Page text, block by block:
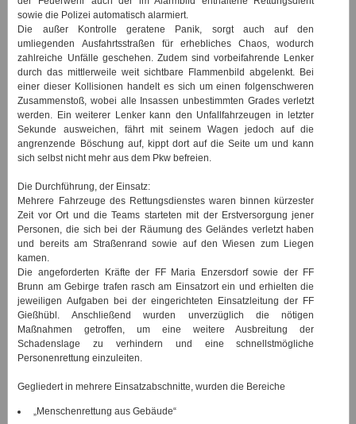
sowie die Polizei automatisch alarmiert.
Die außer Kontrolle geratene Panik, sorgt auch auf den
umliegenden Ausfahrtsstraßen für erhebliches Chaos, wodurch
zahlreiche Unfälle geschehen. Zudem sind vorbeifahrende Lenker
durch das mittlerweile weit sichtbare Flammenbild abgelenkt. Bei
einer dieser Kollisionen handelt es sich um einen folgenschweren
Zusammenstoß, wobei alle Insassen unbestimmten Grades verletzt
werden. Ein weiterer Lenker kann den Unfallfahrzeugen in letzter
Sekunde ausweichen, fährt mit seinem Wagen jedoch auf die
angrenzende Böschung auf, kippt dort auf die Seite um und kann
sich selbst nicht mehr aus dem Pkw befreien.
Die Durchführung, der Einsatz:
Mehrere Fahrzeuge des Rettungsdienstes waren binnen kürzester
Zeit vor Ort und die Teams starteten mit der Erstversorgung jener
Personen, die sich bei der Räumung des Geländes verletzt haben
und bereits am Straßenrand sowie auf den Wiesen zum Liegen
kamen.
Die angeforderten Kräfte der FF Maria Enzersdorf sowie der FF
Brunn am Gebirge trafen rasch am Einsatzort ein und erhielten die
jeweiligen Aufgaben bei der eingerichteten Einsatzleitung der FF
Gießhübl. Anschließend wurden unverzüglich die nötigen
Maßnahmen getroffen, um eine weitere Ausbreitung der
Schadenslage zu verhindern und eine schnellstmögliche
Personenrettung einzuleiten.
Gegliedert in mehrere Einsatzabschnitte, wurden die Bereiche
„Menschenrettung aus Gebäude“